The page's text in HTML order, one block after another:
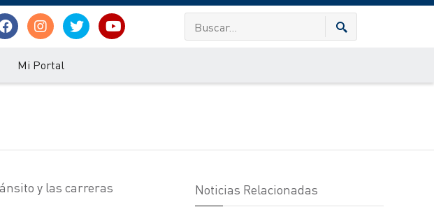
Mi Portal
y las carreras
Noticias Relacionadas